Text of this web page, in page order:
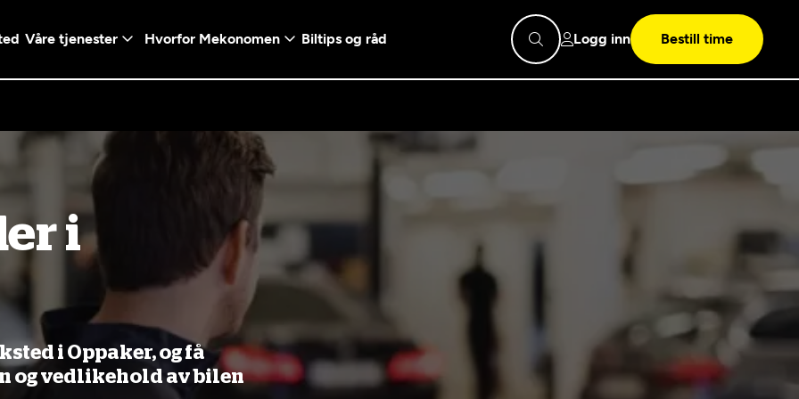
Våre tjenester
Diagnose/Feilsøking
Mekonomen Fleet
Hvorfor Mekonomen
valg
og fabrikkgaranti
Biltips og råd Logg inn Bestill time
konto ved å klikke på
Logg inn med Vipps
Telefonnummer
Norway
i
i Oppaker, og få
og vedlikehold av bilen